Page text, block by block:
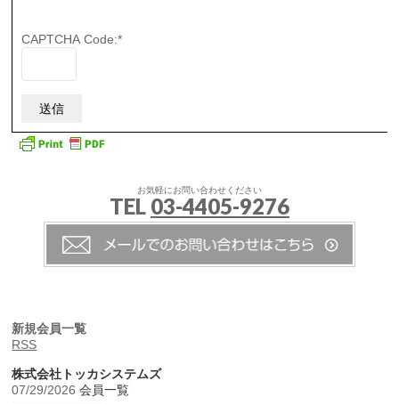
CAPTCHA Code:*
お気軽にお問い合わせください
TEL 03-4405-9276
新規会員一覧
RSS
株式会社トッカシステムズ
07/29/2026 会員一覧